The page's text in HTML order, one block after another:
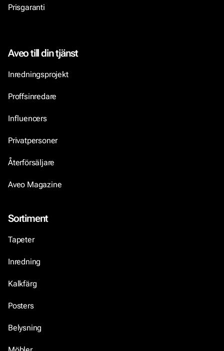
Prisgaranti
Aveo till din tjänst
Inredningsprojekt
Proffsinredare
Influencers
Privatpersoner
Återförsäljare
Aveo Magazine
Sortiment
Tapeter
Inredning
Kalkfärg
Posters
Belysning